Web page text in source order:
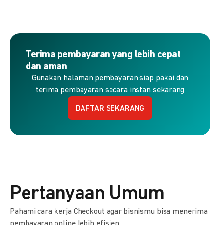
Terima pembayaran yang lebih cepat
dan aman
Gunakan halaman pembayaran siap pakai dan
terima pembayaran secara instan sekarang
DAFTAR SEKARANG
Pertanyaan Umum
Pahami cara kerja Checkout agar bisnismu bisa menerima